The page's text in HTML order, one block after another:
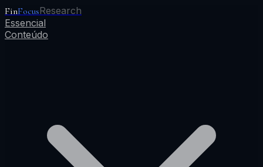
FinFocusResearch
Essencial
Conteúdo